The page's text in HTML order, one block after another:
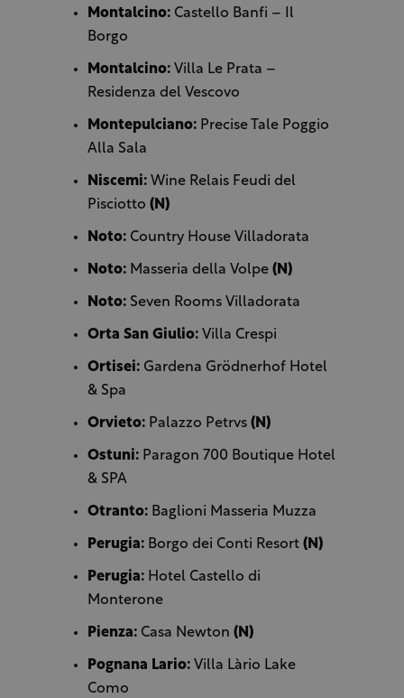
Montalcino:Castello Banfi – Il
Borgo
Montalcino:Villa Le Prata –
Residenza del Vescovo
Montepulciano:Precise Tale Poggio
Alla Sala
Niscemi:Wine Relais Feudi del
Pisciotto (N)
Noto:Country House Villadorata
Noto:Masseria della Volpe (N)
Noto:Seven Rooms Villadorata
Orta San Giulio:Villa Crespi
Ortisei:Gardena Grödnerhof Hotel
& Spa
Orvieto:Palazzo Petrvs (N)
Ostuni:Paragon 700 Boutique Hotel
& SPA
Otranto:Baglioni Masseria Muzza
Perugia:Borgo dei Conti Resort (N)
Perugia:Hotel Castello di
Monterone
Pienza:Casa Newton (N)
Pognana Lario:Villa Làrio Lake
Como